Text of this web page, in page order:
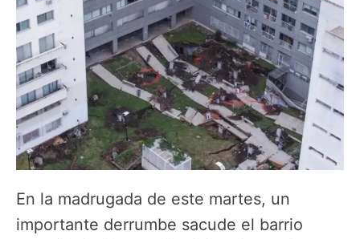
En la madrugada de este martes, un
importante derrumbe sacude el barrio